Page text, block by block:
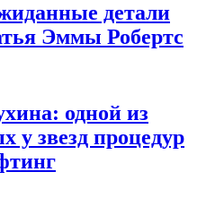
детали
Эммы Робертс
одной из
у звезд процедур